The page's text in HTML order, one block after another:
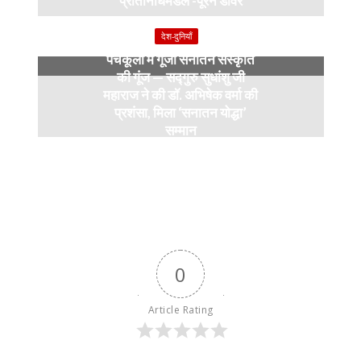
9 months ago
देश-दुनियाँ
पंचकूला में गूंजी सनातन संस्कृति
की गूंज — सद्गुरु सुधांशु जी
महाराज ने की डॉ. अभिषेक वर्मा की
प्रशंसा, मिला ‘सनातन योद्धा’
सम्मान
0
Article Rating